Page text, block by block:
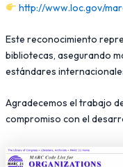
http://www.loc.gov/
Este reconocimiento
bibliotecas, asegurando
estándares
Agradecemos el trabajo
compromiso con el